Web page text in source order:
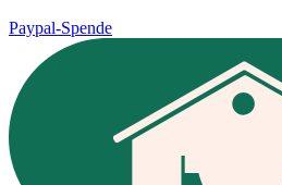
Paypal-Spende